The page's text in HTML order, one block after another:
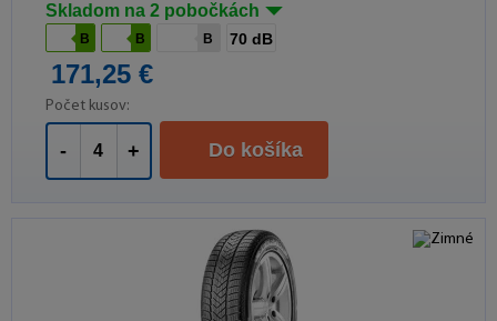
Skladom na 2 pobočkách
B B B 70 dB
171,25 €
Počet kusov:
- + Do košíka